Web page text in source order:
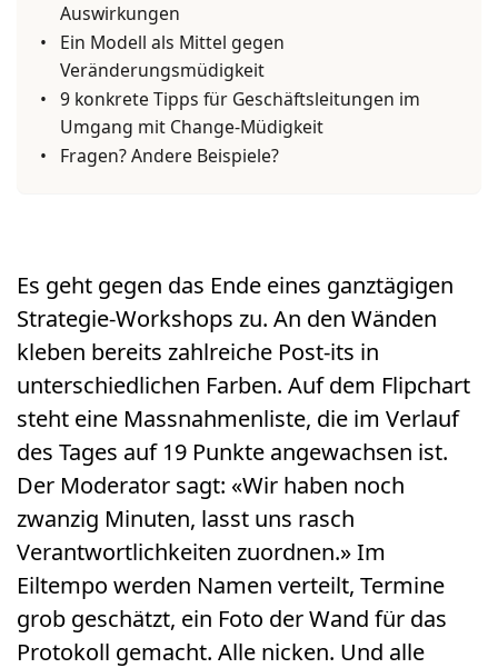
Es geht gegen das Ende eines ganztägigen
Strategie-Workshops zu. An den Wänden
kleben bereits zahlreiche Post-its in
unterschiedlichen Farben. Auf dem Flipchart
steht eine Massnahmenliste, die im Verlauf
des Tages auf 19 Punkte angewachsen ist.
Der Moderator sagt: «Wir haben noch
zwanzig Minuten, lasst uns rasch
Verantwortlichkeiten zuordnen.» Im
Eiltempo werden Namen verteilt, Termine
grob geschätzt, ein Foto der Wand für das
Protokoll gemacht. Alle nicken. Und alle
Auswirkungen
Ein Modell als Mittel gegen
Veränderungsmüdigkeit
9 konkrete Tipps für Geschäftsleitungen im
Umgang mit Change-Müdigkeit
Fragen? Andere Beispiele?